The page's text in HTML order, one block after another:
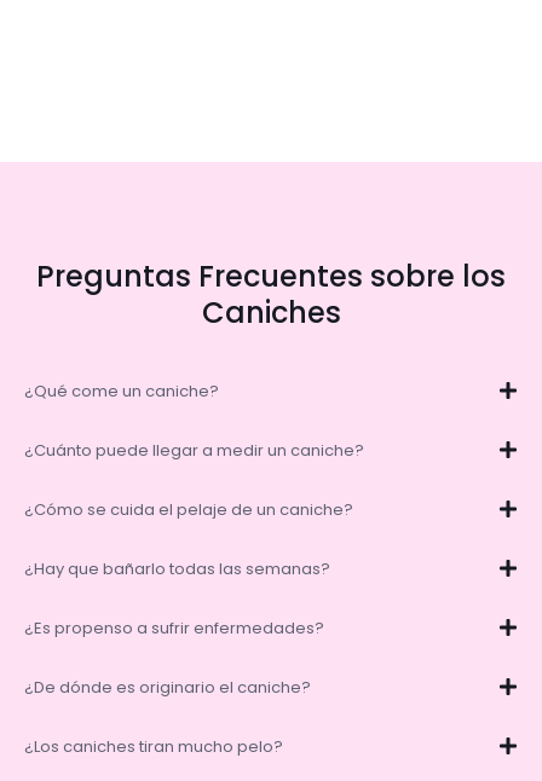
Preguntas Frecuentes sobre los
Caniches
¿Qué come un caniche?
¿Cuánto puede llegar a medir un caniche?
¿Cómo se cuida el pelaje de un caniche?
¿Hay que bañarlo todas las semanas?
¿Es propenso a sufrir enfermedades?
¿De dónde es originario el caniche?
¿Los caniches tiran mucho pelo?